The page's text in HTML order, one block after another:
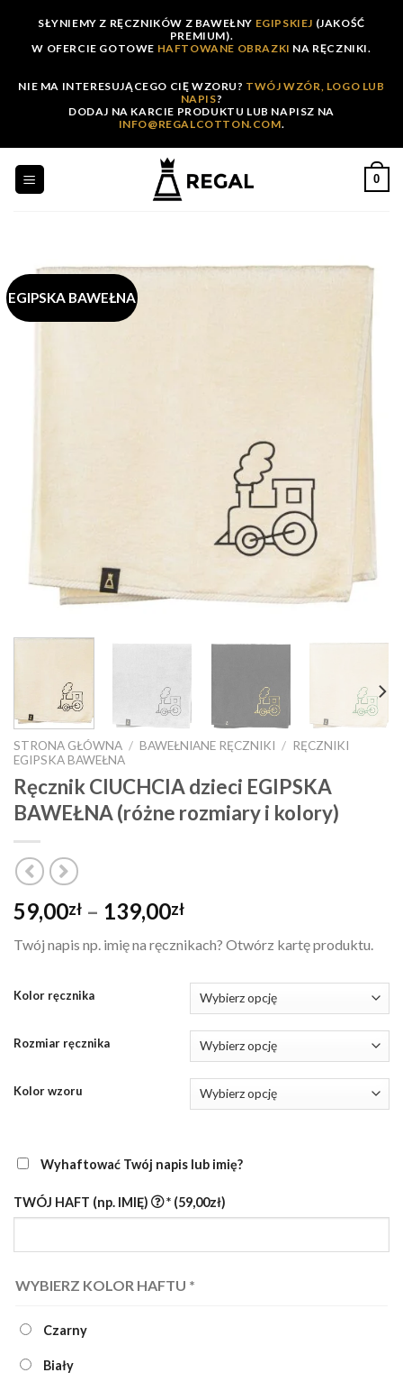
content
SŁYNIEMY Z RĘCZNIKÓW Z BAWEŁNY EGIPSKIEJ (JAKOŚĆ
PREMIUM).
W OFERCIE GOTOWE HAFTOWANE OBRAZKI NA RĘCZNIKI.
NIE MA INTERESUJĄCEGO CIĘ WZORU? TWÓJ WZÓR, LOGO LUB
NAPIS?
DODAJ NA KARCIE PRODUKTU LUB NAPISZ NA
INFO@REGALCOTTON.COM.
0
EGIPSKA BAWEŁNA
STRONA GŁÓWNA / BAWEŁNIANE RĘCZNIKI / RĘCZNIKI
EGIPSKA BAWEŁNA
Ręcznik CIUCHCIA dzieci EGIPSKA
BAWEŁNA (różne rozmiary i kolory)
59,00zł – 139,00złZakres
od
do
139,00zł
Twój napis np. imię na ręcznikach? Otwórz kartę produktu.
Kolor ręcznika
Rozmiar ręcznika
Kolor wzoru
Wyhaftować Twój napis lub imię?
TWÓJ HAFT (np. IMIĘ) * (59,00zł)
WYBIERZ KOLOR HAFTU *
Czarny
Biały